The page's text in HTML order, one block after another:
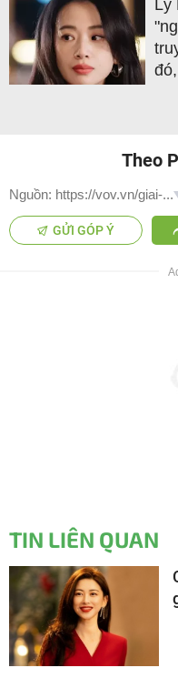
Lý
Theo
Nguồn: https://vov.vn/giai-...
GỬI GÓP Ý
TIN LIÊN QUAN